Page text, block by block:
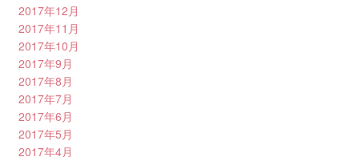
2017年12月
2017年11月
2017年10月
2017年9月
2017年8月
2017年7月
2017年6月
2017年5月
2017年4月